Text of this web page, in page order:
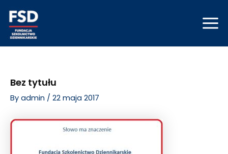
content
Bez tytułu
By admin / 22 maja 2017
navigation